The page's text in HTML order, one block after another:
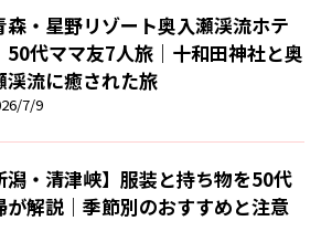
森・星野リゾート奥入瀬渓流ホテ
50代ママ友7人旅｜十和田神社と奥
渓流に癒された旅
7/9
潟・清津峡】服装と持ち物を50代
が解説｜季節別のおすすめと注意